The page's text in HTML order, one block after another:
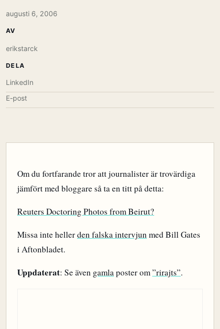
Om du fortfarande tror att journalister är trovärdiga
jämfört med bloggare så ta en titt på detta:
Reuters Doctoring Photos from Beirut?
Missa inte hellerden falska intervjunmed Bill Gates
i Aftonbladet.
Uppdaterat: Se även gamlaposter om”rirajts”.
augusti 6, 2006
AV
erikstarck
DELA
LinkedIn
E-post